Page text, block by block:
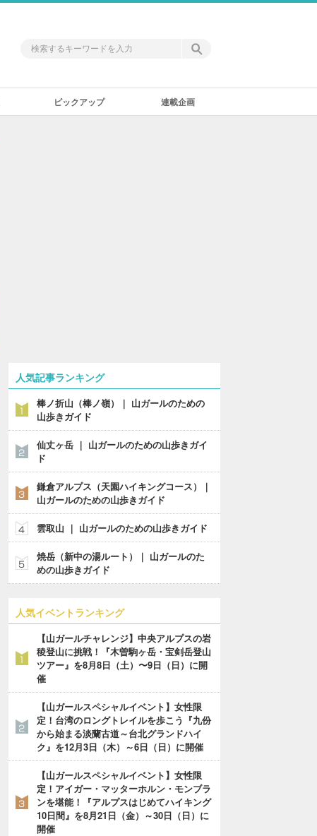
ピックアップ 連載企画
人気記事ランキング
棒ノ折山（棒ノ嶺）｜ 山ガールのための
山歩きガイド
仙丈ヶ岳 ｜ 山ガールのための山歩きガイ
ド
鎌倉アルプス（天園ハイキングコース）｜
山ガールのための山歩きガイド
雲取山 ｜ 山ガールのための山歩きガイド
焼岳（新中の湯ルート）｜ 山ガールのた
めの山歩きガイド
人気イベントランキング
【山ガールチャレンジ】中央アルプスの岩
稜登山に挑戦！『木曽駒ヶ岳・宝剣岳登山
ツアー』を8月8日（土）〜9日（日）に開
催
【山ガールスペシャルイベント】女性限
定！台湾のロングトレイルを歩こう『九份
から始まる淡蘭古道～台北グランドハイ
ク』を12月3日（木）～6日（日）に開催
【山ガールスペシャルイベント】女性限
定！アイガー・マッターホルン・モンブラ
ンを堪能！『アルプスはじめてハイキング
10日間』を8月21日（金）～30日（日）に
開催